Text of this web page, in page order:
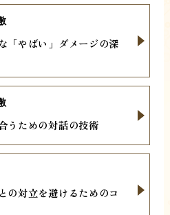
「やばい」ダメージの深
うための対話の技術
の対立を避けるためのコ